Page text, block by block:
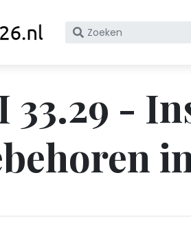
Zoek
KvK
nummer
33.29 -